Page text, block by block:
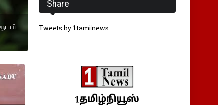
Share
Tweets by 1tamilnews